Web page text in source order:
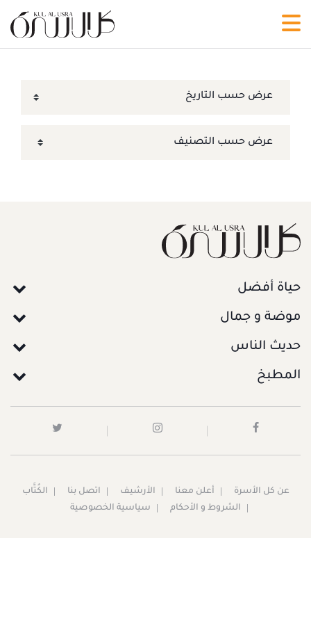
حياة أفضل
موضة و جمال
حديث الناس
المطبخ
عن كل الأسرة أعلن معنا الأرشيف اتصل بنا
الكُتَّاب
الشروط و الأحكام
سياسية الخصوصية